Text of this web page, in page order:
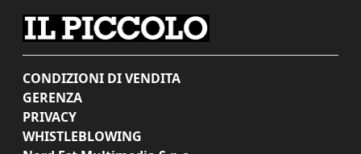
CONDIZIONI DI VENDITA
GERENZA
PRIVACY
WHISTLEBLOWING